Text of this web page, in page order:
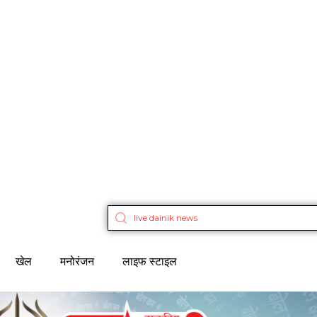
खेल मनोरंजन लाइफ स्टाइल